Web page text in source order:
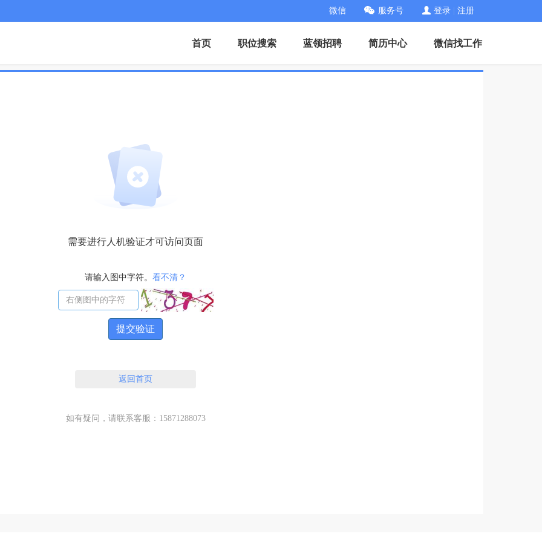
微信 服务号 登录 注册
首页 职位搜索 蓝领招聘 简历中心 微信找工作
需要进行人机验证才可访问页面
请输入图中字符。 看不清？
提交验证
返回首页
如有疑问，请联系客服：15871288073